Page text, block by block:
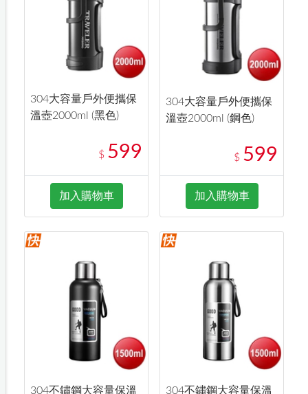
304大容量戶外便攜保
溫壺2000ml (黑色)
$ 599
加入購物車
304大容量戶外便攜保
溫壺2000ml (鋼色)
$ 599
加入購物車
304不鏽鋼大容量保溫 304不鏽鋼大容量保溫